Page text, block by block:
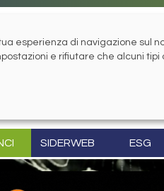
SIDERWEB ESG
esperienza di navigazione sul
e rifiutare che alcuni